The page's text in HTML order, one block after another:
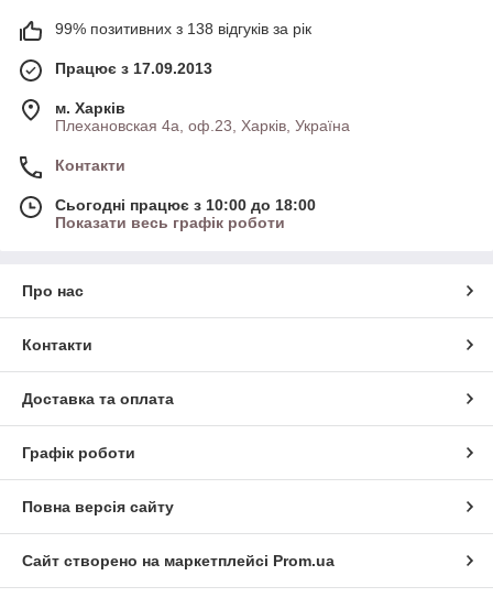
99% позитивних з 138 відгуків за рік
Працює з 17.09.2013
м. Харків
Плехановская 4а, оф.23, Харків, Україна
Контакти
Сьогодні працює з 10:00 до 18:00
Показати весь графік роботи
Про нас
Контакти
Доставка та оплата
Графік роботи
Повна версія сайту
Сайт створено на маркетплейсі Prom.ua